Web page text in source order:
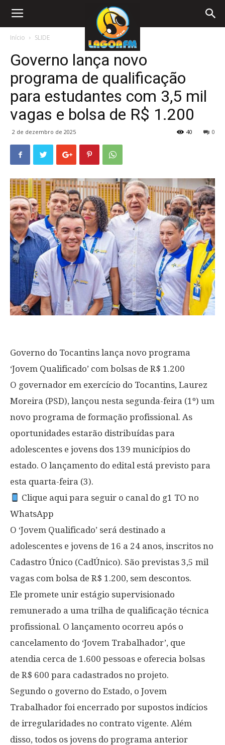
Início SLIDE
Governo lança novo
programa de qualificação
para estudantes com 3,5 mil
vagas e bolsa de R$ 1.200
2 de dezembro de 2025 0
40
Governo do Tocantins lança novo programa
‘Jovem Qualificado’ com bolsas de R$ 1.200
O governador em exercício do Tocantins, Laurez
Moreira (PSD), lançou nesta segunda-feira (1º) um
novo programa de formação profissional. As
oportunidades estarão distribuídas para
adolescentes e jovens dos 139 municípios do
estado. O lançamento do edital está previsto para
esta quarta-feira (3).
Clique aqui para seguir o canal do g1 TO no
WhatsApp
O ‘Jovem Qualificado’ será destinado a
adolescentes e jovens de 16 a 24 anos, inscritos no
Cadastro Único (CadÚnico). São previstas 3,5 mil
vagas com bolsa de R$ 1.200, sem descontos.
Ele promete unir estágio supervisionado
remunerado a uma trilha de qualificação técnica
profissional. O lançamento ocorreu após o
cancelamento do ‘Jovem Trabalhador’, que
atendia cerca de 1.600 pessoas e oferecia bolsas
de R$ 600 para cadastrados no projeto.
Segundo o governo do Estado, o Jovem
Trabalhador foi encerrado por supostos indícios
de irregularidades no contrato vigente. Além
disso, todos os jovens do programa anterior